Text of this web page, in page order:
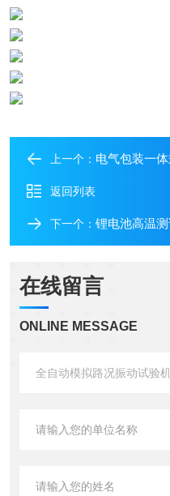
上一个： 电气包装一
返回列表
下一个： 锂电池高温
在线留言
ONLINE MESSAGE